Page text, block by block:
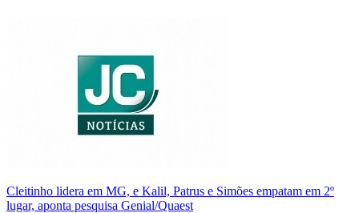
Cleitinho lidera em MG, e Kalil, Patrus e Simões empatam em 2º
lugar, aponta pesquisa Genial/Quaest